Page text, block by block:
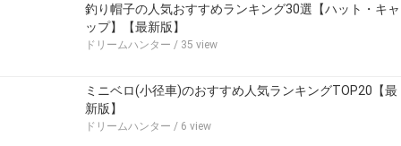
釣り帽子の人気おすすめランキング30選【ハット・キャ
ップ】【最新版】
ドリームハンター / 35 view
ミニベロ(小径車)のおすすめ人気ランキングTOP20【最
新版】
ドリームハンター / 6 view